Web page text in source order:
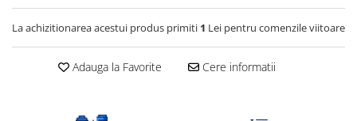
Cartuse atipice
Lampi UV de schimb
La achizitionarea acestui produs primiti 1 Lei pentru comenzile viitoare
Adauga la Favorite Cere informatii